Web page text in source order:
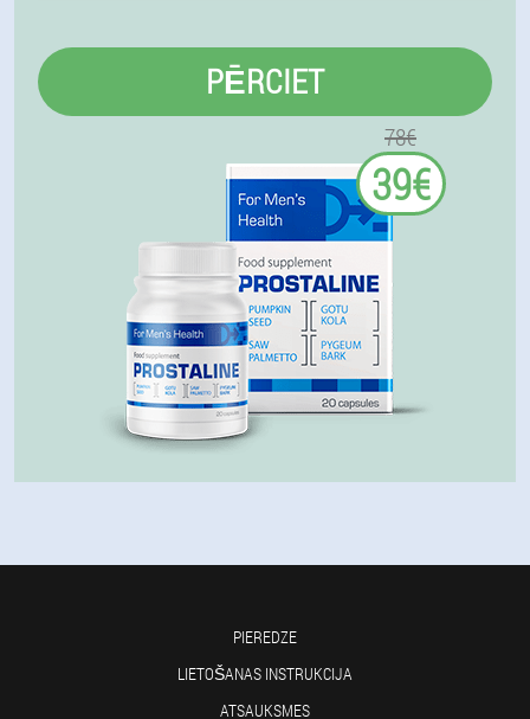
PĒRCIET
78€
39€
PIEREDZE
LIETOŠANAS INSTRUKCIJA
ATSAUKSMES